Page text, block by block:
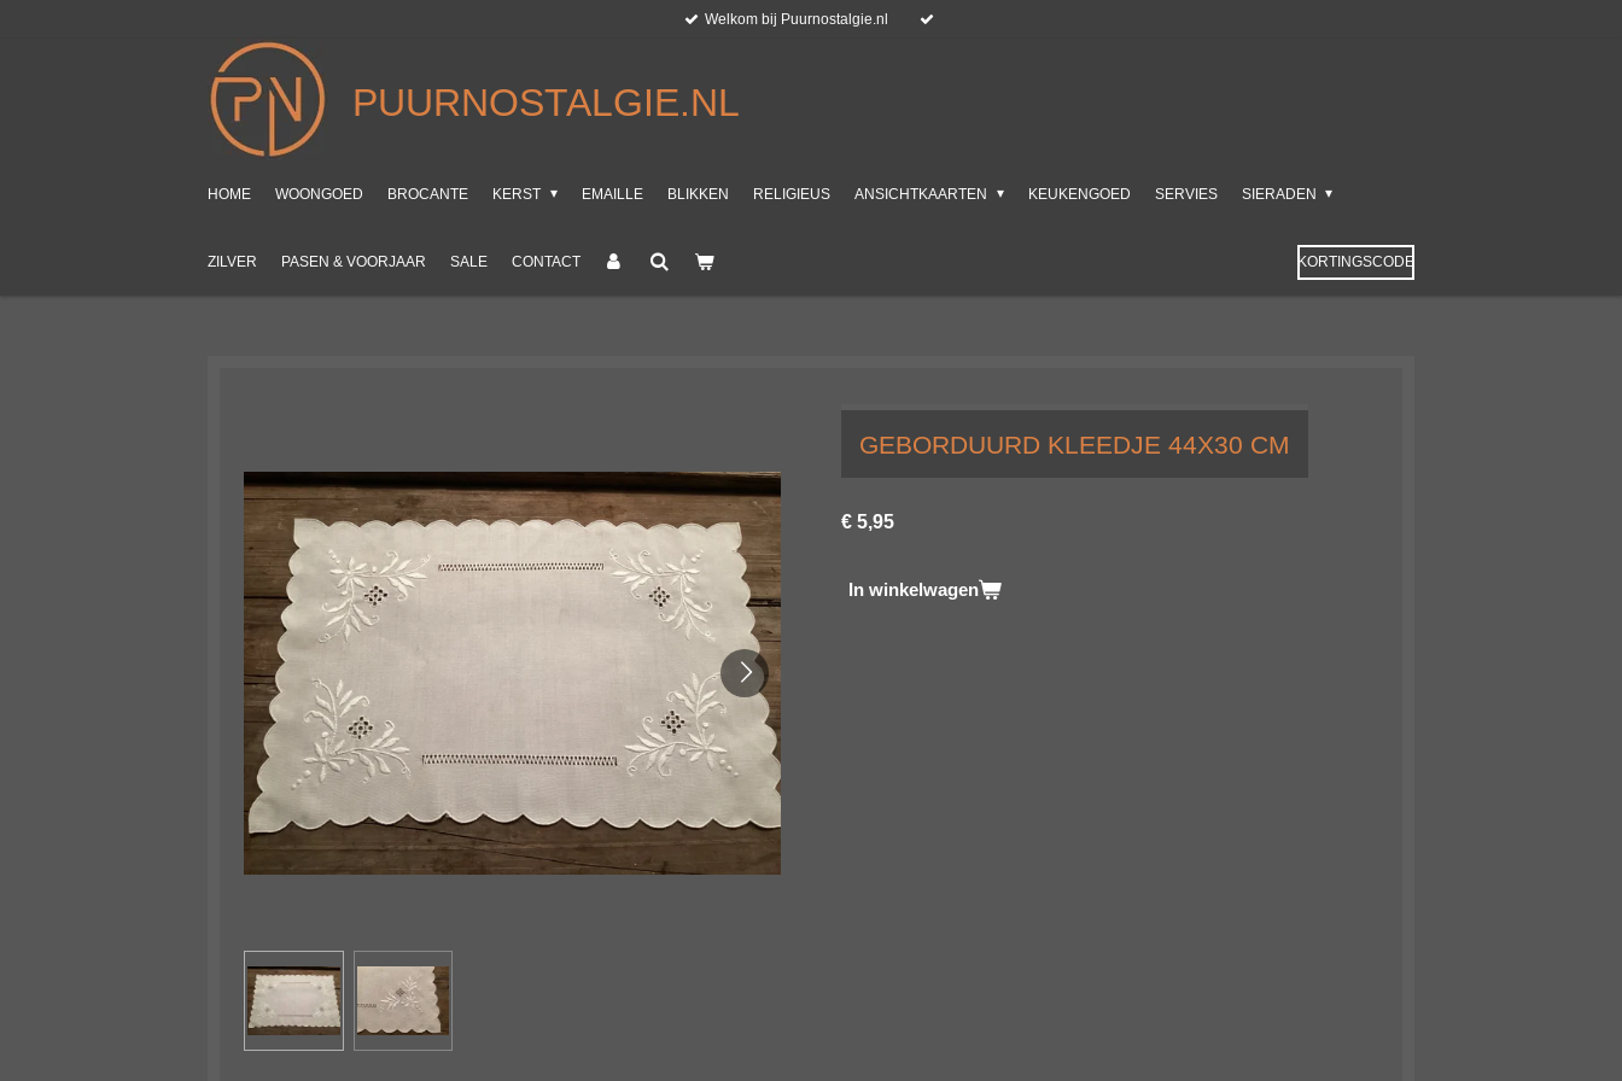
Welkom bij Puurnostalgie.nl
PUURNOSTALGIE.NL
HOME WOONGOED BROCANTE KERST EMAILLE BLIKKEN RELIGIEUS ANSICHTKAARTEN KEUKENGOED SERVIES SIERADEN
ZILVER PASEN & VOORJAAR SALE CONTACT KORTINGSCODE
GEBORDUURD KLEEDJE 44X30 CM
€ 5,95
In winkelwagen